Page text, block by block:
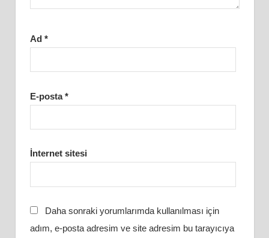
Ad *
E-posta*
İnternet sitesi
Daha sonraki yorumlarımda kullanılması için
adım, e-posta adresim ve site adresim bu tarayıcıya